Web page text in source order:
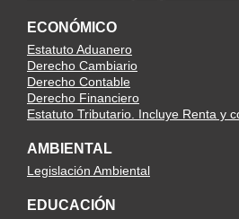
ECONÓMICO
Estatuto Aduanero
Derecho Cambiario
Derecho Contable
Derecho Financiero
Estatuto Tributario. Incluye Renta y
AMBIENTAL
Legislación Ambiental
EDUCACIÓN